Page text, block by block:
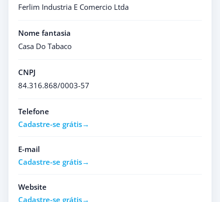
Ferlim Industria E Comercio Ltda
Nome fantasia
Casa Do Tabaco
CNPJ
84.316.868/0003-57
Telefone
Cadastre-se grátis
E-mail
Cadastre-se grátis
Website
Cadastre-se grátis